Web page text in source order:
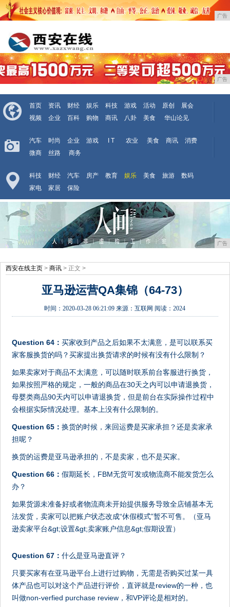
广告
广告
首页 资讯 财经 娱乐 科技 游戏 活动 原创
展会
视频
企业 百科 购物 商讯 八卦 美食 华山论见
汽车 时尚 企业 游戏 I T 农业 美食 商讯
消费
微商
丝路 商务
科技 财经 汽车 房产 教育 娱乐 美食 旅游
数码
家电
家居 保险
广告
西安在线主页 > 商讯 > 正文 >
亚马逊运营QA集锦（64-73）
时间：2020-03-28 06:21:09 来源：互联网 阅读：2024
Question 64：买家收到产品之后如果不太满意，是可以联系买
家客服换货的吗？买家提出换货请求的时候有没有什么限制？
如果卖家对于商品不太满意，可以随时联系前台客服进行换货，
如果按照严格的规定，一般的商品在30天之内可以申请退换货，
母婴类商品90天内可以申请退换货，但是前台在实际操作过程中
会根据实际情况处理。基本上没有什么限制的。
Question 65：换货的时候，来回运费是买家承担？还是卖家承
担呢？
换货的运费是亚马逊承担的，不是卖家，也不是买家。
Question 66：假期延长，FBM无货可发或物流商不能发货怎么
办？
如果货源未准备好或者物流商未开始提供服务导致全店铺基本无
法发货，卖家可以把账户状态改成“休假模式”暂不可售。（亚马
逊卖家平台&gt;设置&gt;卖家账户信息&gt;假期设置）
Question 67：什么是亚马逊直评？
只要买家有在亚马逊平台上进行过购物，无需是否购买过某一具
体产品也可以对这个产品进行评价，直评就是review的一种，也
叫做non-verfied purchase review，和VP评论是相对的。